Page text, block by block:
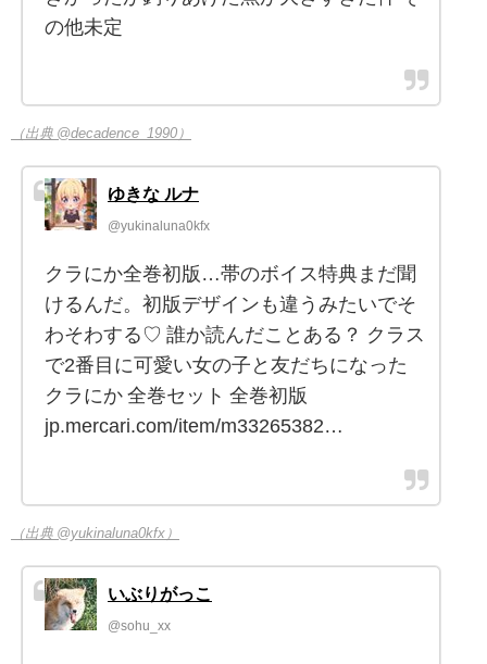
の他未定
（出典 @decadence_1990）
ゆきな ルナ
@yukinaluna0kfx
クラにか全巻初版…帯のボイス特典まだ聞
けるんだ。初版デザインも違うみたいでそ
わそわする♡ 誰か読んだことある？ クラス
で2番目に可愛い女の子と友だちになった
クラにか 全巻セット 全巻初版
jp.mercari.com/item/m33265382…
（出典 @yukinaluna0kfx）
いぶりがっこ
@sohu_xx